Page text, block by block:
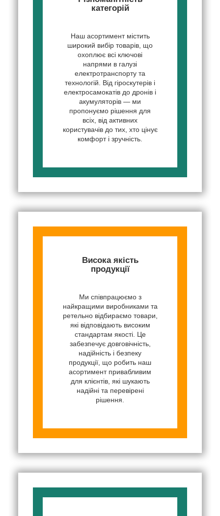
категорій
Наш асортимент містить
широкий вибір товарів, що
охоплює всі ключові
напрями в галузі
електротранспорту та
технологій. Від гіроскутерів і
електросамокатів до дронів і
акумуляторів — ми
пропонуємо рішення для
всіх, від активних
користувачів до тих, хто цінує
комфорт і зручність.
Висока якість
продукції
Ми співпрацюємо з
найкращими виробниками та
ретельно відбираємо товари,
які відповідають високим
стандартам якості. Це
забезпечує довговічність,
надійність і безпеку
продукції, що робить наш
асортимент привабливим
для клієнтів, які шукають
надійні та перевірені
рішення.